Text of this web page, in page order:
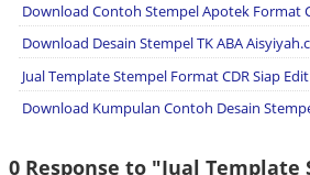
Download Contoh Stempel Apotek Format
Download Desain Stempel TK ABA
Jual Template Stempel Format CDR Siap Edit
Download Kumpulan Contoh Desain
0 Response to "Jual